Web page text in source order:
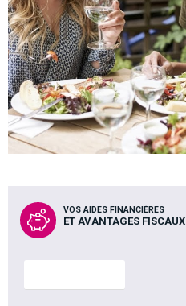
VOS AIDES FINANCIÈRES
ET AVANTAGES FISCAUX